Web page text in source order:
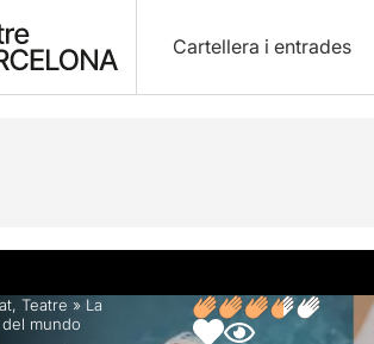
Cartellera i entrades
Fitxa artística Opinions Articles
, Teatre » La
mundo